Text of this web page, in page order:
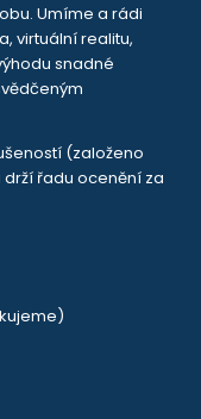
Umíme a rádi
virtuální realitu,
snadné
(založeno
drží řadu ocenění za